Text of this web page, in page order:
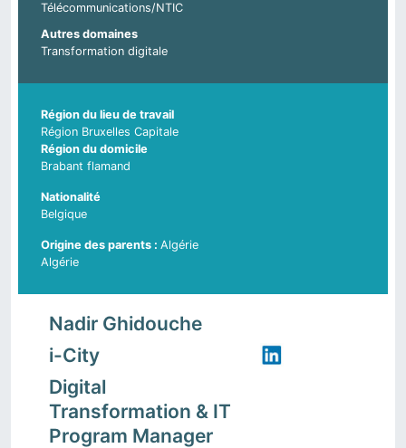
Télécommunications/NTIC
Autres domaines
Transformation digitale
Région du lieu de travail
Région Bruxelles Capitale
Région du domicile
Brabant flamand
Nationalité
Belgique
Algérie
Pays d'origine du parent 2
Algérie
Nadir Ghidouche
i-City
Digital
Transformation & IT
Program Manager